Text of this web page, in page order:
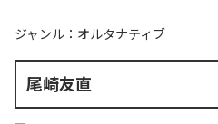
ジャンル： オルタナティブ
尾崎友直